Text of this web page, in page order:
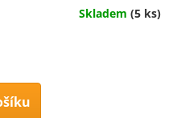
Skladem (5 ks)